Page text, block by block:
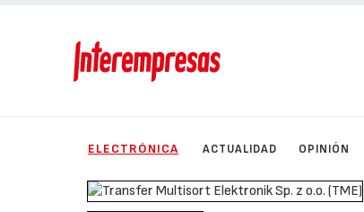
ELECTRÓNICA ACTUALIDAD OPINIÓN